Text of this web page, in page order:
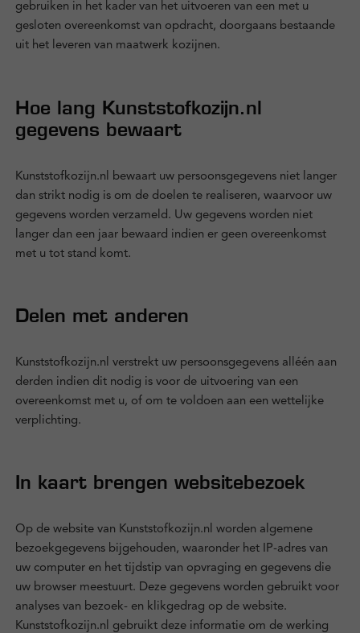
gebruiken in het kader van het uitvoeren van een met u
gesloten overeenkomst van opdracht, doorgaans bestaande
uit het leveren van maatwerk kozijnen.
Hoe lang Kunststofkozijn.nl
gegevens bewaart
Kunststofkozijn.nl bewaart uw persoonsgegevens niet langer
dan strikt nodig is om de doelen te realiseren, waarvoor uw
gegevens worden verzameld. Uw gegevens worden niet
langer dan een jaar bewaard indien er geen overeenkomst
met u tot stand komt.
Delen met anderen
Kunststofkozijn.nl verstrekt uw persoonsgegevens alléén aan
derden indien dit nodig is voor de uitvoering van een
overeenkomst met u, of om te voldoen aan een wettelijke
verplichting.
In kaart brengen websitebezoek
Op de website van Kunststofkozijn.nl worden algemene
bezoekgegevens bijgehouden, waaronder het IP-adres van
uw computer en het tijdstip van opvraging en gegevens die
uw browser meestuurt. Deze gegevens worden gebruikt voor
analyses van bezoek- en klikgedrag op de website.
Kunststofkozijn.nl gebruikt deze informatie om de werking